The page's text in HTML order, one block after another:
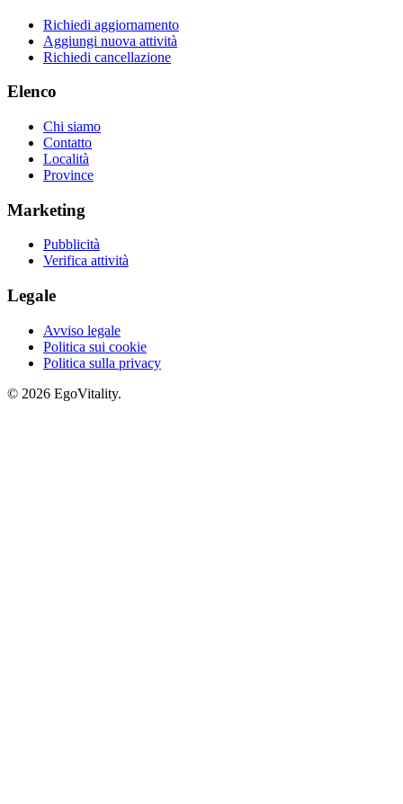
Richiedi aggiornamento
Aggiungi nuova attività
Richiedi cancellazione
Elenco
Chi siamo
Contatto
Località
Province
Marketing
Pubblicità
Verifica attività
Legale
Avviso legale
Politica sui cookie
Politica sulla privacy
© 2026 EgoVitality.